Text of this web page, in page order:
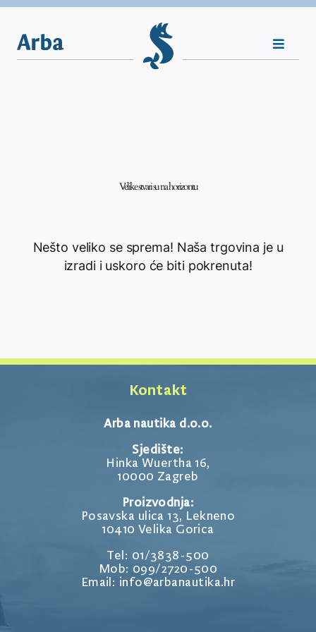
Skip
content
Toggle
Plovila
Velike stvari su na horizontu
Nešto veliko se sprema! Naša trgovina je u
izradi i uskoro će biti pokrenuta!
Kontakt
Arba nautika d.o.o.
Sjedište:
Hinka Wuertha 16,
10000 Zagreb
Proizvodnja:
Posavska ulica 13, Lekneno
10410 Velika Gorica
Tel: 01/3838-500
Mob: 099/2720-500
Email: info@arbanautika.hr